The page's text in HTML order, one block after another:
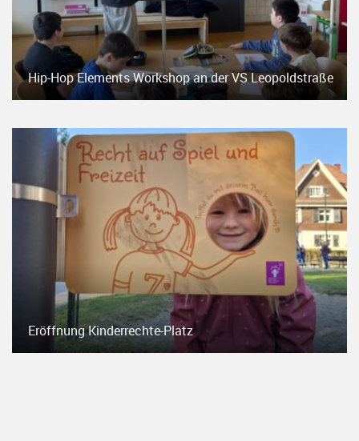
Hip-Hop Elements Workshop an der VS Leopoldstraße
Eröffnung Kinderrechte-Platz